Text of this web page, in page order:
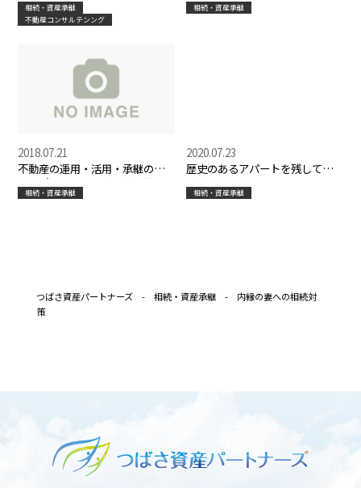
相続・資産承継
不動産コンサルテンング
相続・資産承継
不動産の運用・活用・承継の５
つのポイント＠つばさ資産塾
2018.07.21
相続・資産承継
歴史のあるアパートを残してい
きたい。。
2020.07.23
相続・資産承継
つばさ資産パートナーズ- 相続・資産承継- 内縁の妻への相続対
策